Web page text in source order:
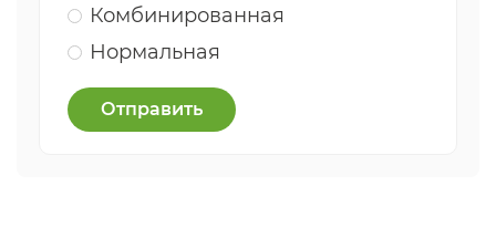
Комбинированная
Нормальная
Отправить